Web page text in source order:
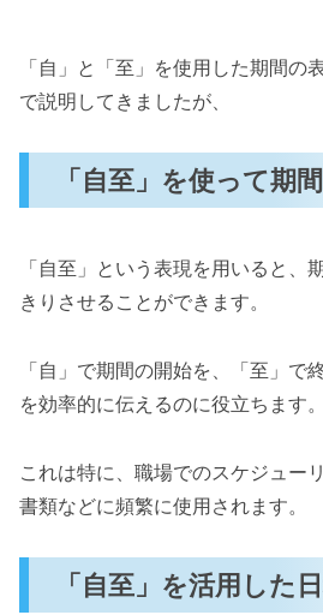
「自」と「至」を使用した期間の
で説明してきましたが、
「自至」を使って期
「自至」という表現を用いると、
きりさせることができます。
「自」で期間の開始を、「至」で
を効率的に伝えるのに役立ちます。
これは特に、職場でのスケジュー
書類などに頻繁に使用されます。
「自至」を活用した